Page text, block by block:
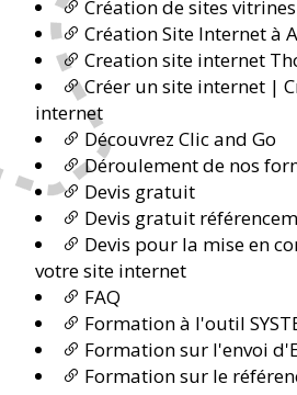
Création de sites
Création Site Internet à
Creation site internet
Créer un site internet |
internet
Découvrez Clic and Go
Déroulement de nos
Devis gratuit
Devis gratuit
Devis pour la mise en
votre site internet
FAQ
Formation à l'outil
Formation sur l'envoi
Formation sur le